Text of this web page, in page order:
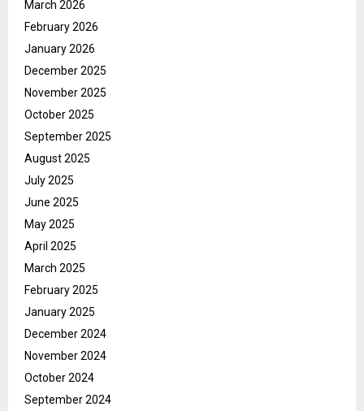
March 2026
February 2026
January 2026
December 2025
November 2025
October 2025
September 2025
August 2025
July 2025
June 2025
May 2025
April 2025
March 2025
February 2025
January 2025
December 2024
November 2024
October 2024
September 2024